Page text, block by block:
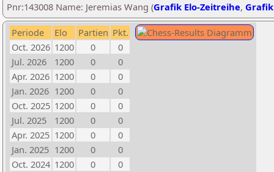
Pnr:143008 Name: Jeremias Wang (Grafik Elo-Zeitreihe,
Periode Elo Partien Pkt.
Oct. 2026 1200 0
0
Jul. 2026
1200 0
0
Apr. 2026 1200 0
0
Jan. 2026 1200 0
0
Oct. 2025 1200 0
0
Jul. 2025
1200 0
0
Apr. 2025 1200 0
0
Jan. 2025 1200 0
0
Oct. 2024 1200 0
0